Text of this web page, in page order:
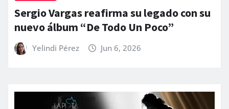
Sergio Vargas reafirma su legado con su
nuevo álbum “De Todo Un Poco”
Yelindi Pérez Jun 6, 2026